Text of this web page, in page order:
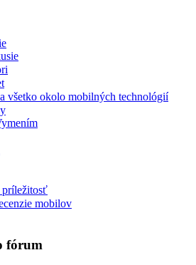
okolo mobilných technológií
mobilov
fórum